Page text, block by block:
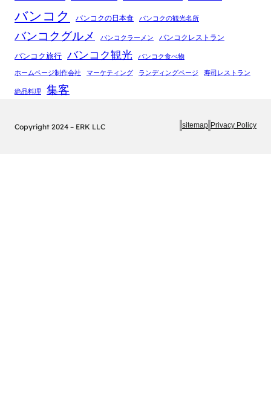
バンコク バンコクの日本食 バンコクの観光名所
バンコクグルメ バンコクラーメン バンコクレストラン
バンコク旅行 バンコク観光
バンコク食べ物
ホームページ制作会社
マーケティング ランディングページ 寿司レストラン
絶品料理 集客
Copyright 2024 – ERK LLC sitemap Privacy Policy